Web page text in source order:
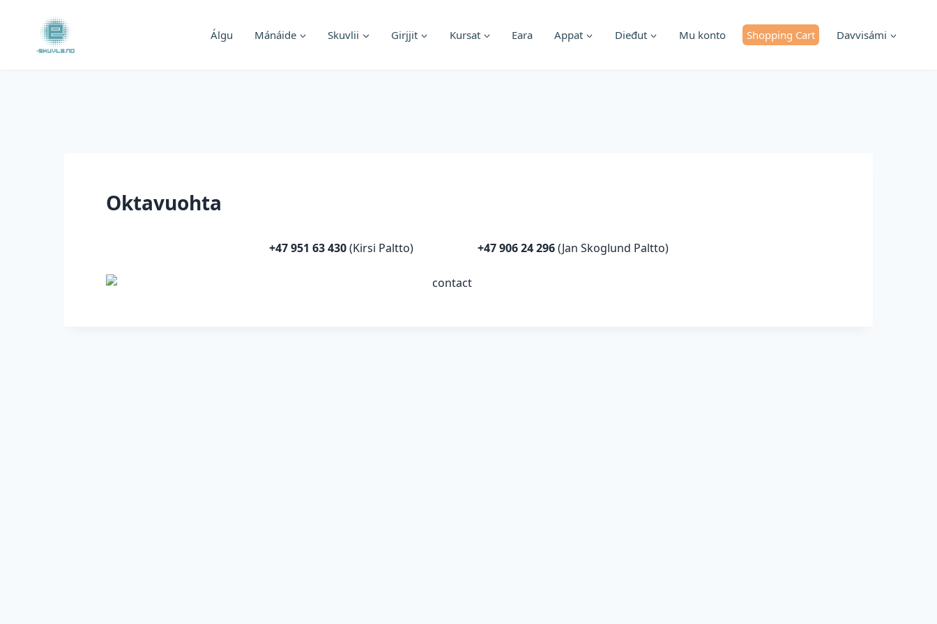
content
Álgu Mánáide Skuvlii Girjjit Kursat Eara Appat Dieđut Mu konto Shopping Cart Davvisámi
Oktavuohta
+47 951 63 430(Kirsi Paltto) +47 906 24 296(Jan Skoglund Paltto)